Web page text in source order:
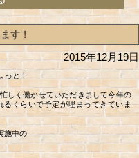
す！
2015年12月19日
っと！
しく働かせていただきまして今年の
くらいで予定が埋まってきていま
施中の